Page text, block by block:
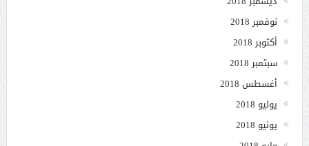
نوفمبر 2018
أكتوبر 2018
سبتمبر 2018
أغسطس 2018
يوليو 2018
يونيو 2018